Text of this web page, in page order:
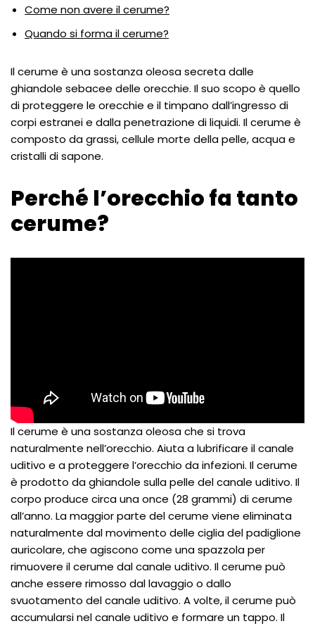
Come non avere il cerume?
Quando si forma il cerume?
Il cerume è una sostanza oleosa secreta dalle
ghiandole sebacee delle orecchie. Il suo scopo è quello
di proteggere le orecchie e il timpano dall’ingresso di
corpi estranei e dalla penetrazione di liquidi. Il cerume è
composto da grassi, cellule morte della pelle, acqua e
cristalli di sapone.
Perché l’orecchio fa tanto
cerume?
Il cerume è una sostanza oleosa che si trova
naturalmente nell’orecchio. Aiuta a lubrificare il canale
uditivo e a proteggere l’orecchio da infezioni. Il cerume
è prodotto da ghiandole sulla pelle del canale uditivo. Il
corpo produce circa una once (28 grammi) di cerume
all’anno. La maggior parte del cerume viene eliminata
naturalmente dal movimento delle ciglia del padiglione
auricolare, che agiscono come una spazzola per
rimuovere il cerume dal canale uditivo. Il cerume può
anche essere rimosso dal lavaggio o dallo
svuotamento del canale uditivo. A volte, il cerume può
accumularsi nel canale uditivo e formare un tappo. Il